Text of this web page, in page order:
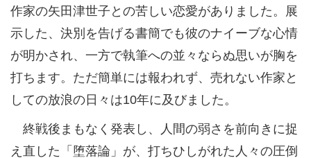
作家の矢田津世子との苦しい恋愛がありました。展
示した、決別を告げる書簡でも彼のナイーブな心情
が明かされ、一方で執筆への並々ならぬ思いが胸を
打ちます。ただ簡単には報われず、売れない作家と
しての放浪の日々は10年に及びました。
終戦後まもなく発表し、人間の弱さを前向きに捉
え直した「堕落論」が、打ちひしがれた人々の圧倒